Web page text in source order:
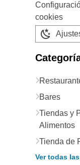
cookies
Bares
Tiendas y
Alimentos
Tienda de
Ver todas